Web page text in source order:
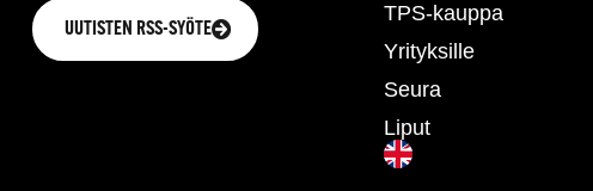
UUTISTEN RSS-SYÖTE
TPS-kauppa
Yrityksille
Seura
Liput